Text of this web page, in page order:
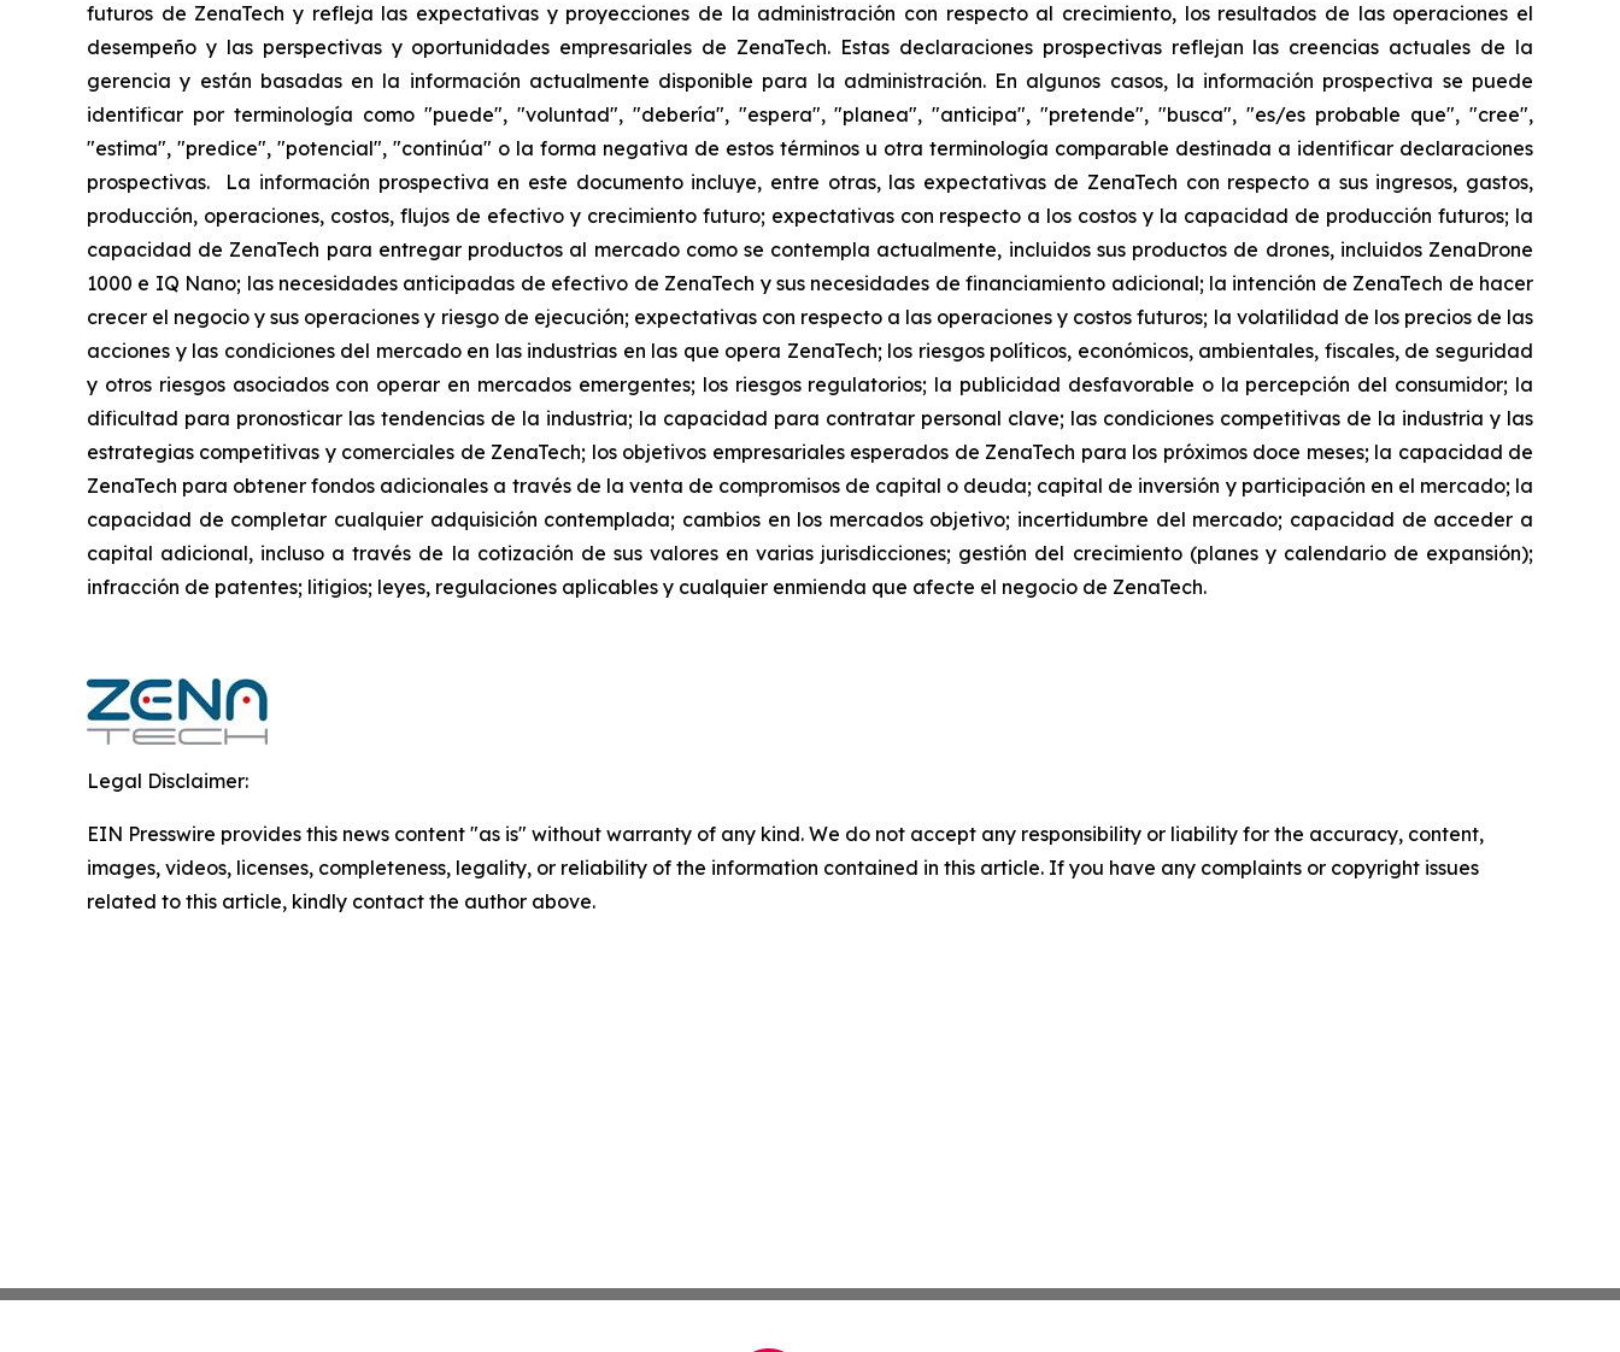
futuros de ZenaTech y refleja las expectativas y proyecciones de la administración con respecto al crecimiento, los resultados de las operaciones el
desempeño y las perspectivas y oportunidades empresariales de ZenaTech. Estas declaraciones prospectivas reflejan las creencias actuales de la
gerencia y están basadas en la información actualmente disponible para la administración. En algunos casos, la información prospectiva se puede
identificar por terminología como "puede", "voluntad", "debería", "espera", "planea", "anticipa", "pretende", "busca", "es/es probable que", "cree",
"estima", "predice", "potencial", "continúa" o la forma negativa de estos términos u otra terminología comparable destinada a identificar declaraciones
prospectivas. La información prospectiva en este documento incluye, entre otras, las expectativas de ZenaTech con respecto a sus ingresos, gastos,
producción, operaciones, costos, flujos de efectivo y crecimiento futuro; expectativas con respecto a los costos y la capacidad de producción futuros; la
capacidad de ZenaTech para entregar productos al mercado como se contempla actualmente, incluidos sus productos de drones, incluidos ZenaDrone
1000 e IQ Nano; las necesidades anticipadas de efectivo de ZenaTech y sus necesidades de financiamiento adicional; la intención de ZenaTech de hacer
crecer el negocio y sus operaciones y riesgo de ejecución; expectativas con respecto a las operaciones y costos futuros; la volatilidad de los precios de las
acciones y las condiciones del mercado en las industrias en las que opera ZenaTech; los riesgos políticos, económicos, ambientales, fiscales, de seguridad
y otros riesgos asociados con operar en mercados emergentes; los riesgos regulatorios; la publicidad desfavorable o la percepción del consumidor; la
dificultad para pronosticar las tendencias de la industria; la capacidad para contratar personal clave; las condiciones competitivas de la industria y las
estrategias competitivas y comerciales de ZenaTech; los objetivos empresariales esperados de ZenaTech para los próximos doce meses; la capacidad de
ZenaTech para obtener fondos adicionales a través de la venta de compromisos de capital o deuda; capital de inversión y participación en el mercado; la
capacidad de completar cualquier adquisición contemplada; cambios en los mercados objetivo; incertidumbre del mercado; capacidad de acceder a
capital adicional, incluso a través de la cotización de sus valores en varias jurisdicciones; gestión del crecimiento (planes y calendario de expansión);
infracción de patentes; litigios; leyes, regulaciones aplicables y cualquier enmienda que afecte el negocio de ZenaTech.
Legal Disclaimer:
EIN Presswire provides this news content "as is" without warranty of any kind. We do not accept any responsibility or liability for the accuracy, content,
images, videos, licenses, completeness, legality, or reliability of the information contained in this article. If you have any complaints or copyright issues
related to this article, kindly contact the author above.